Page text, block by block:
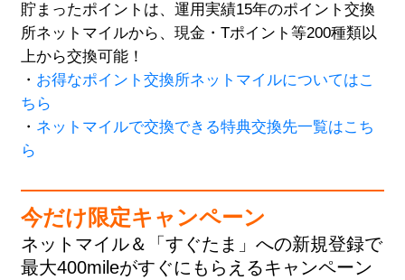
貯まったポイントは、運用実績15年のポイント交換
所ネットマイルから、現金・Tポイント等200種類以
上から交換可能！
・ お得なポイント交換所ネットマイルについてはこ
ちら
・ ネットマイルで交換できる特典交換先一覧はこち
ら
今だけ限定キャンペーン
ネットマイル＆「すぐたま」への新規登録で
最大400mileがすぐにもらえるキャンペーン